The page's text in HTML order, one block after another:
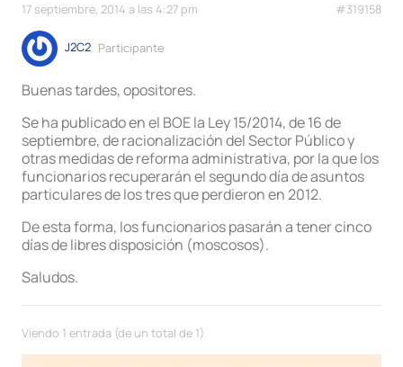
17 septiembre, 2014 a las 4:27 pm #319158
J2C2 Participante
Buenas tardes, opositores.
Se ha publicado en el BOE la Ley 15/2014, de 16 de
septiembre, de racionalización del Sector Público y
otras medidas de reforma administrativa, por la que los
funcionarios recuperarán el segundo día de asuntos
particulares de los tres que perdieron en 2012.
De esta forma, los funcionarios pasarán a tener cinco
días de libres disposición (moscosos).
Saludos.
Viendo 1 entrada (de un total de 1)